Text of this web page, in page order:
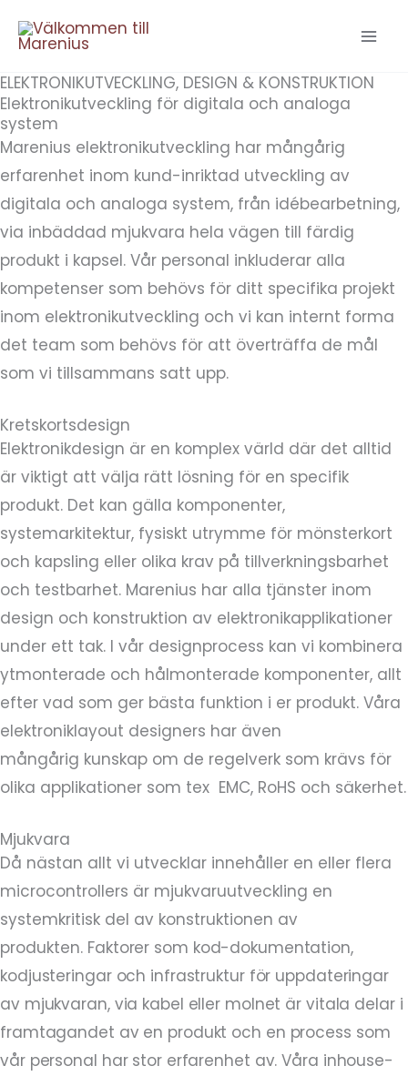
ELEKTRONIKUTVECKLING, DESIGN & KONSTRUKTION
Elektronikutveckling för digitala och analoga
system
Marenius elektronikutveckling har mångårig
erfarenhet inom kund-inriktad utveckling av
digitala och analoga system, från idébearbetning,
via inbäddad mjukvara hela vägen till färdig
produkt i kapsel. Vår personal inkluderar alla
kompetenser som behövs för ditt specifika projekt
inom elektronikutveckling och vi kan internt forma
det team som behövs för att överträffa de mål
som vi tillsammans satt upp.
Kretskortsdesign
Elektronikdesign är en komplex värld där det alltid
är viktigt att välja rätt lösning för en specifik
produkt. Det kan gälla komponenter,
systemarkitektur, fysiskt utrymme för mönsterkort
och kapsling eller olika krav på tillverkningsbarhet
och testbarhet. Marenius har alla tjänster inom
design och konstruktion av elektronikapplikationer
under ett tak. I vår designprocess kan vi kombinera
ytmonterade och hålmonterade komponenter, allt
efter vad som ger bästa funktion i er produkt. Våra
elektroniklayout designers har även
mångårig kunskap om de regelverk som krävs för
olika applikationer som tex EMC, RoHS och säkerhet.
Mjukvara
Då nästan allt vi utvecklar innehåller en eller flera
microcontrollers är mjukvaruutveckling en
systemkritisk del av konstruktionen av
produkten. Faktorer som kod-dokumentation,
kodjusteringar och infrastruktur för uppdateringar
av mjukvaran, via kabel eller molnet är vitala delar i
framtagandet av en produkt och en process som
vår personal har stor erfarenhet av. Våra inhouse-